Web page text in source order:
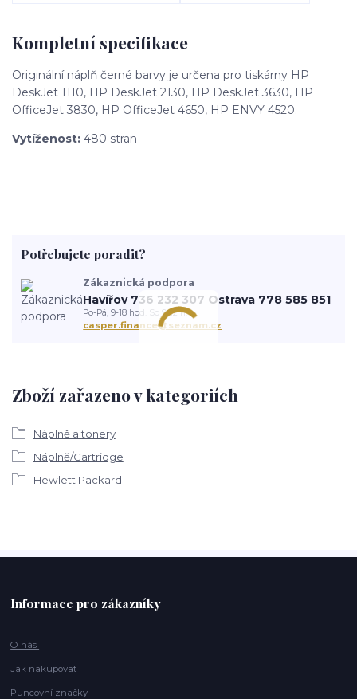
Kompletní specifikace
Originální náplň černé barvy je určena pro tiskárny HP
DeskJet 1110, HP DeskJet 2130, HP DeskJet 3630, HP
OfficeJet 3830, HP OfficeJet 4650, HP ENVY 4520.
Vytíženost: 480 stran
Zboží zařazeno v kategoriích
Náplně a tonery
Náplně/Cartridge
Hewlett Packard
Potřebujete poradit?
Zákaznická podpora
Havířov 736 232 307 Ostrava 778 585 851
Po-Pá, 9-18 hod. So 9-12 h.
casper.finance@seznam.cz
Informace pro zákazníky
O nás
Jak nakupovat
Puncovní značky